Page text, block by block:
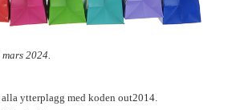
2024.
alla ytterplagg med koden out2014.